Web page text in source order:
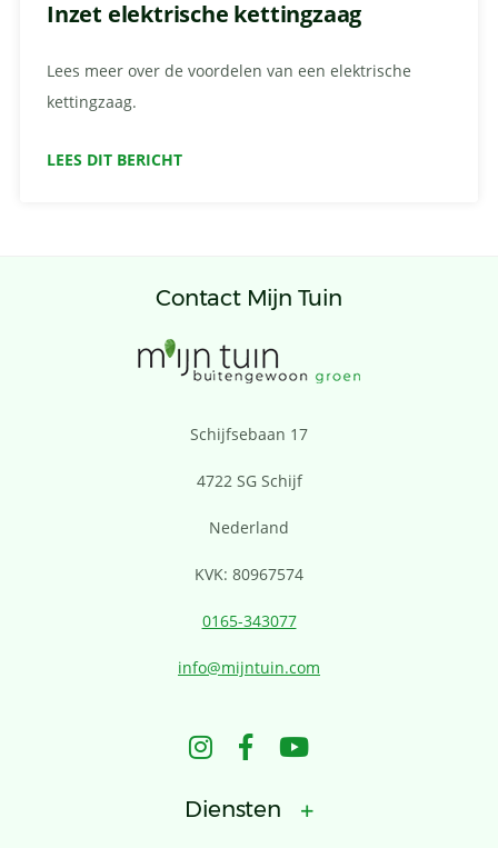
Inzet elektrische kettingzaag
Lees meer over de voordelen van een elektrische
kettingzaag.
LEES DIT BERICHT
Contact Mijn Tuin
Schijfsebaan 17
4722 SG Schijf
Nederland
KVK: 80967574
0165-343077
info@mijntuin.com
Diensten